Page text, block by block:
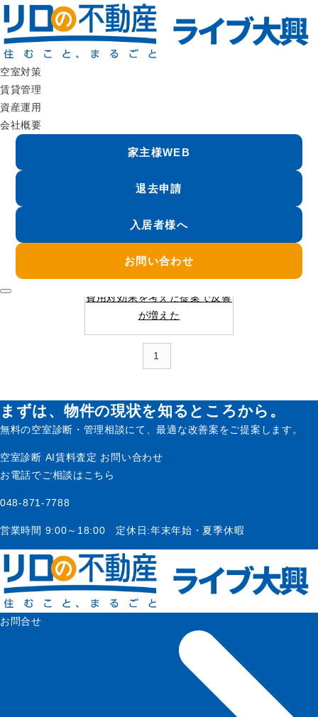
空室対策
賃貸管理
資産運用
会社概要
家主様WEB
退去申請
入居者様へ
お問い合わせ
オーナー様の声
費用対効果を考えた提案で反響
が増えた
1
まずは、物件の現状を知るところから。
無料の空室診断・管理相談にて、最適な改善案をご提案します。
空室診断 AI賃料査定 お問い合わせ
お電話でご相談はこちら
048-871-7788
営業時間 9:00～18:00 定休日:年末年始・夏季休暇
お問合せ